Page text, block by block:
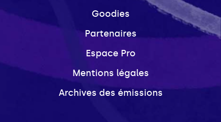
Goodies
Partenaires
Espace Pro
Mentions légales
Archives des émissions